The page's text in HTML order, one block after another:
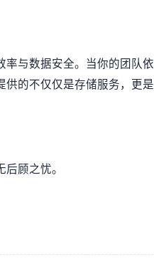
与数据安全。当你的团队
的不仅仅是存储服务，更
顾之忧。